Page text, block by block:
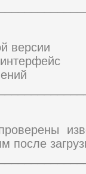
версии
после